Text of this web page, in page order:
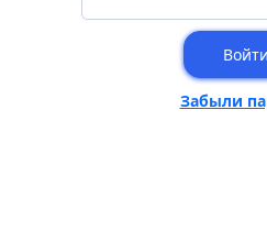
Войти
Забыли